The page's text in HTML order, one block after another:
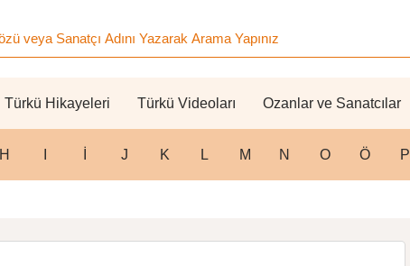
Türkü Hikayeleri Türkü Videoları Ozanlar ve Sanatcılar
H J K L M N O Ö P